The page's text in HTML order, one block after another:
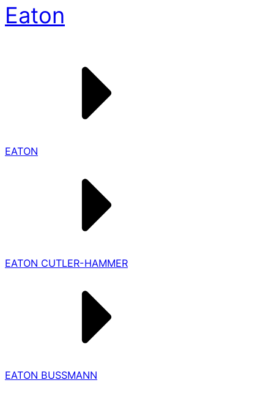
Eaton
EATON
EATON CUTLER-HAMMER
EATON BUSSMANN